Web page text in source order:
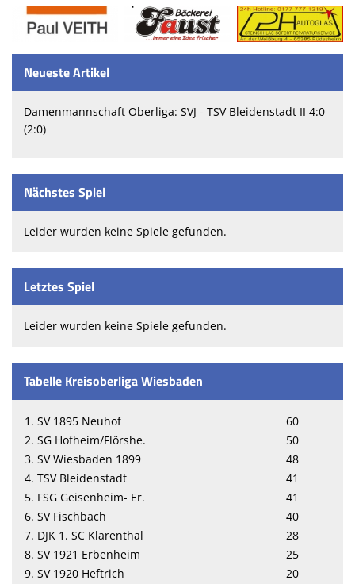
Neueste Artikel
Damenmannschaft Oberliga: SVJ - TSV Bleidenstadt II 4:0
(2:0)
Nächstes Spiel
Leider wurden keine Spiele gefunden.
Letztes Spiel
Leider wurden keine Spiele gefunden.
Tabelle Kreisoberliga Wiesbaden
1. SV 1895 Neuhof
60
2. SG Hofheim/Flörshe.
50
3. SV Wiesbaden 1899
48
4. TSV Bleidenstadt
41
5. FSG Geisenheim- Er.
41
6. SV Fischbach
40
7. DJK 1. SC Klarenthal
28
8. SV 1921 Erbenheim
25
9. SV 1920 Heftrich
20